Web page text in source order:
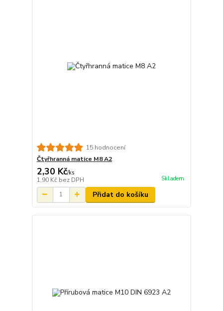
15 hodnocení
Čtyřhranná matice M8 A2
2,30 Kč/ks
1,90 Kč bez DPH Skladem
Přidat do košíku